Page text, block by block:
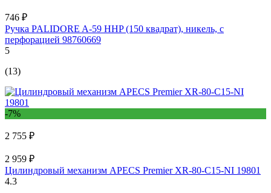
746 ₽
Ручка PALIDORE A-59 HHP (150 квадрат), никель, с
перфорацией 98760669
5
(13)
-7%
2 755 ₽
2 959 ₽
Цилиндровый механизм APECS Premier XR-80-C15-NI 19801
4.3